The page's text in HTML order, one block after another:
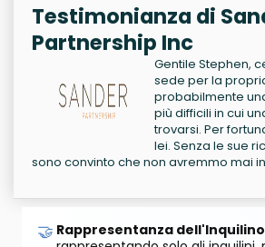
Testimonianza di
Partnership Inc
Gentile Stephen,
sede per la
probabilmente
più difficili in cui
trovarsi. Per
lei. Senza le sue
sono convinto che non avremmo mai
🤝 Rappresentanza